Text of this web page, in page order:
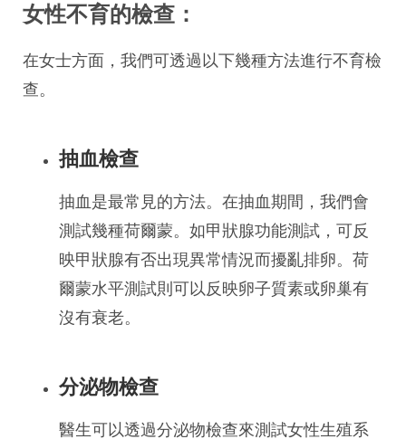
女性不育的檢查：
在女士方面，我們可透過以下幾種方法進行不育檢
查。
抽血檢查
抽血是最常見的方法。在抽血期間，我們會
測試幾種荷爾蒙。如甲狀腺功能測試，可反
映甲狀腺有否出現異常情況而擾亂排卵。荷
爾蒙水平測試則可以反映卵子質素或卵巢有
沒有衰老。
分泌物檢查
醫生可以透過分泌物檢查來測試女性生殖系